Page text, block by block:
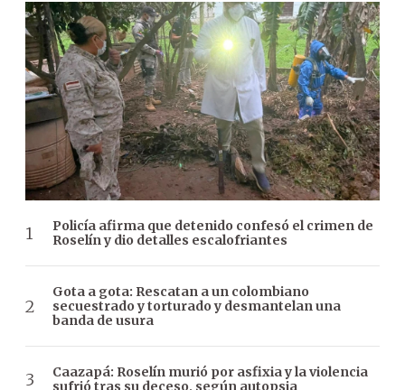
Policía afirma que detenido confesó el crimen de
Roselín y dio detalles escalofriantes
Gota a gota: Rescatan a un colombiano
secuestrado y torturado y desmantelan una
banda de usura
Caazapá: Roselín murió por asfixia y la violencia
sufrió tras su deceso, según autopsia